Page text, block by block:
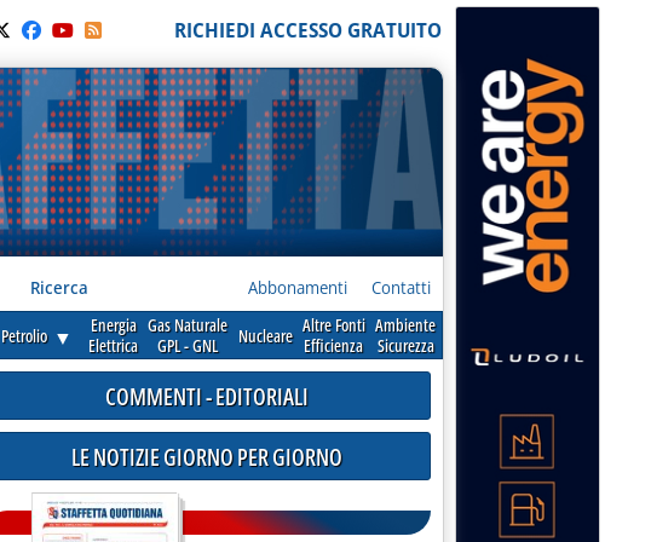
RICHIEDI ACCESSO GRATUITO
Ricerca Abbonamenti Contatti
Petrolio ▼
Energia
Elettrica
Gas Naturale
GPL - GNL
Nucleare Altre Fonti
Efficienza
Ambiente
Sicurezza
COMMENTI - EDITORIALI
LE NOTIZIE GIORNO PER GIORNO